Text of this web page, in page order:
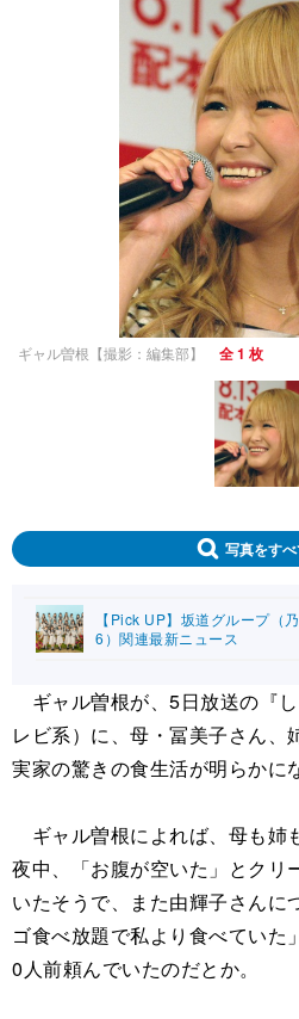
ギャル曽根【撮影：編集部】 全 1 枚
写真をすべ
【Pick UP】坂道グループ（
6）関連最新ニュース
ギャル曽根が、5日放送の『
レビ系）に、母・冨美子さん、
実家の驚きの食生活が明らかに
ギャル曽根によれば、母も姉
夜中、「お腹が空いた」とクリ
いたそうで、また由輝子さんに
ゴ食べ放題で私より食べていた
0人前頼んでいたのだとか。